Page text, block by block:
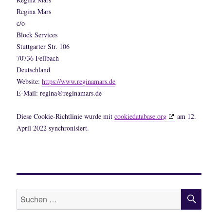
Regina Mars
c/o
Block Services
Stuttgarter Str. 106
70736 Fellbach
Deutschland
Website:https://www.reginamars.de
E-Mail:regina@reginamars.de
Diese Cookie-Richtlinie wurde mitcookiedatabase.org
am 12.
April 2022 synchronisiert.
Suche
nach: